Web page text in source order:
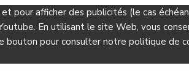
pour afficher des publicités (le cas
En utilisant le site Web, vous
bouton pour consulter notre politique de